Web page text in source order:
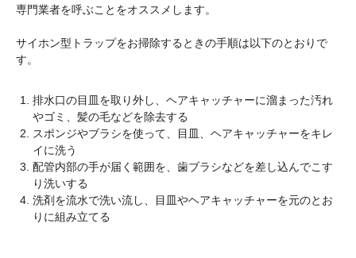
専門業者を呼ぶことをオススメします。
サイホン型トラップをお掃除するときの手順は以下のとおりで
す。
排水口の目皿を取り外し、ヘアキャッチャーに溜まった汚れ
やゴミ、髪の毛などを除去する
スポンジやブラシを使って、目皿、ヘアキャッチャーをキレ
イに洗う
配管内部の手が届く範囲を、歯ブラシなどを差し込んでこす
り洗いする
洗剤を流水で洗い流し、目皿やヘアキャッチャーを元のとお
りに組み立てる